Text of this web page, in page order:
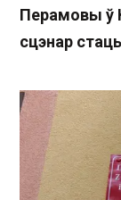
Перамовы ў
сцэнар